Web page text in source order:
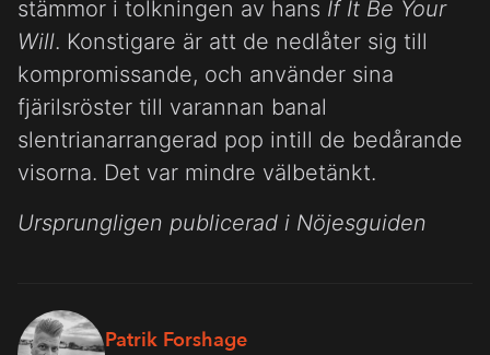
stämmor i tolkningen av hans If It Be Your
Will. Konstigare är att de nedlåter sig till
kompromissande, och använder sina
fjärilsröster till varannan banal
slentrianarrangerad pop intill de bedårande
visorna. Det var mindre välbetänkt.
Ursprungligen publicerad i Nöjesguiden
Patrik Forshage